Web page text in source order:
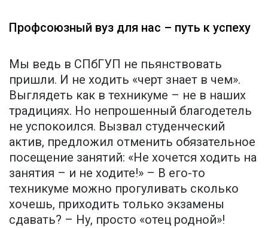
Профсоюзный вуз для нас – путь к успеху
Мы ведь в СПбГУП не пьянствовать
пришли. И не ходить «черт знает в чем».
Выглядеть как в техникуме – не в наших
традициях. Но непрошенный благодетель
не успокоился. Вызвал студенческий
актив, предложил отменить обязательное
посещение занятий: «Не хочется ходить на
занятия – и не ходите!» – В его-то
техникуме можно прогуливать сколько
хочешь, приходить только экзамены
сдавать? – Ну, просто «отец родной»!